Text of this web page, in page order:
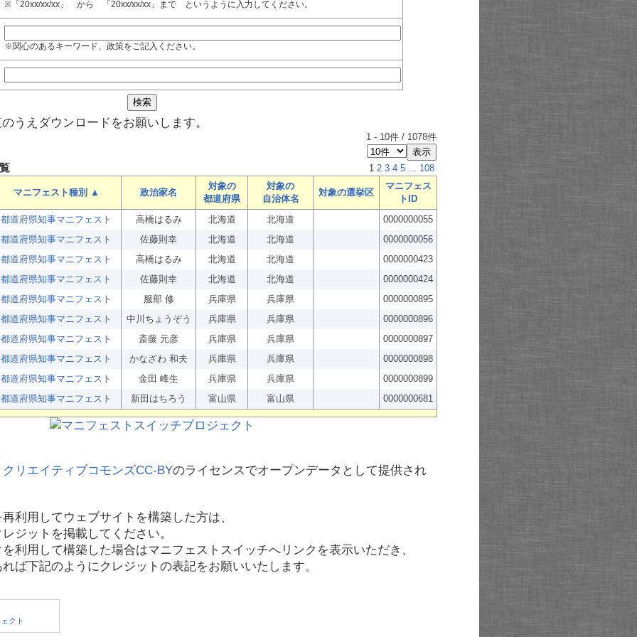
※「20xx/xx/xx」 から 「20xx/xx/xx」まで というように入力してください。
※関心のあるキーワード、政策をご記入ください。
うえダウンロードをお願いします。
1 - 10件 / 1078件
1 2 3 4 5 ... 108
マニフェスト種別 ▲ 政治家名
対象の
都道府県
対象の
自治体名
対象の選挙区
マニフェス
トID
都道府県知事マニフェスト
高橋はるみ 北海道 北海道
0000000055
都道府県知事マニフェスト
佐藤則幸 北海道 北海道
0000000056
都道府県知事マニフェスト
高橋はるみ 北海道 北海道
0000000423
都道府県知事マニフェスト
佐藤則幸 北海道 北海道
0000000424
都道府県知事マニフェスト
服部 修 兵庫県 兵庫県
0000000895
都道府県知事マニフェスト
中川ちょうぞう 兵庫県 兵庫県
0000000896
都道府県知事マニフェスト
斎藤 元彦 兵庫県 兵庫県
0000000897
都道府県知事マニフェスト
かなざわ 和夫 兵庫県 兵庫県
0000000898
都道府県知事マニフェスト
金田 峰生 兵庫県 兵庫県
0000000899
都道府県知事マニフェスト
新田はちろう 富山県 富山県 0000000681
クリエイティブコモンズCC-BYのライセンスでオープンデータとして提供され
利用してウェブサイトを構築した方は、
ジットを掲載してください。
利用して構築した場合はマニフェストスイッチへリンクを表示いただき、
ば下記のようにクレジットの表記をお願いいたします。